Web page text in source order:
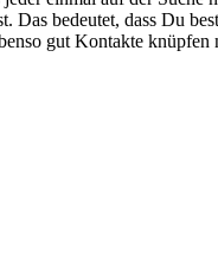
Das bedeutet, dass Du
gut Kontakte knüpfen